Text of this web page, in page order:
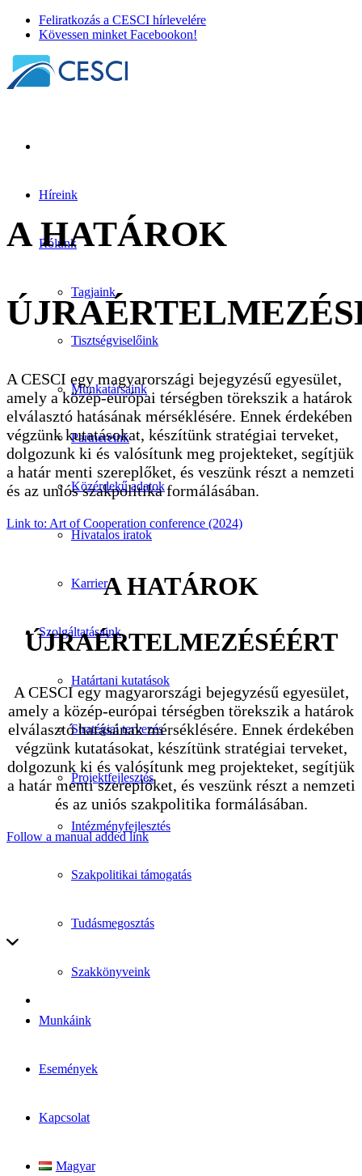
Feliratkozás a CESCI hírlevelére
Kövessen minket Facebookon!
Híreink
Rólunk
Tagjaink
Tisztségviselőink
Munkatársaink
Partnereink
Közérdekű adatok
Hivatalos iratok
Karrier
Szolgáltatásaink
Határtani kutatások
Stratégiai tervezés
Projektfejlesztés
Intézményfejlesztés
Szakpolitikai támogatás
Tudásmegosztás
Szakkönyveink
Munkáink
Események
Kapcsolat
Magyar
A HATÁROK
A CESCI egy magyarországi bejegyzésű egyesület,
amely a közép-európai térségben törekszik a határok
elválasztó hatásának mérséklésére. Ennek érdekében
végzünk kutatásokat, készítünk stratégiai terveket,
dolgozunk ki és valósítunk meg projekteket, segítjük
a határ menti szereplőket, és veszünk részt a nemzeti
és az uniós szakpolitika formálásában.
Link to: Art of Cooperation conference (2024)
A HATÁROK
ÚJRAÉRTELMEZÉSÉÉRT
A CESCI egy magyarországi bejegyzésű egyesület,
amely a közép-európai térségben törekszik a határok
elválasztó hatásának mérséklésére. Ennek érdekében
végzünk kutatásokat, készítünk stratégiai terveket,
dolgozunk ki és valósítunk meg projekteket, segítjük
a határ menti szereplőket, és veszünk részt a nemzeti
és az uniós szakpolitika formálásában.
Follow a manual added link